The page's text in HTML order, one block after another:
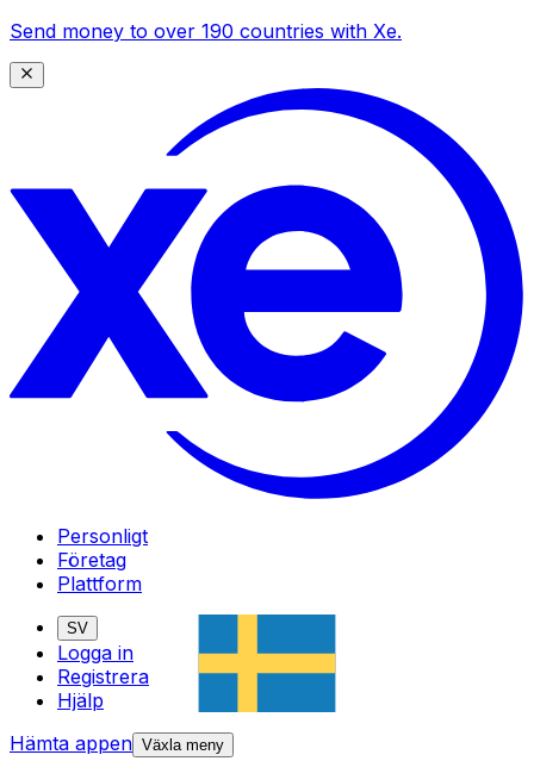
Send money to over 190 countries with Xe.
Personligt
Företag
Plattform
SV
Logga in
Registrera
Hjälp
Hämta appen Växla meny